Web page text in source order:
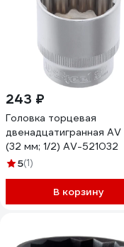
243 ₽
Головка торцевая
двенадцатигранная
(32 мм; 1/2) AV-521032
5(1)
В корзину